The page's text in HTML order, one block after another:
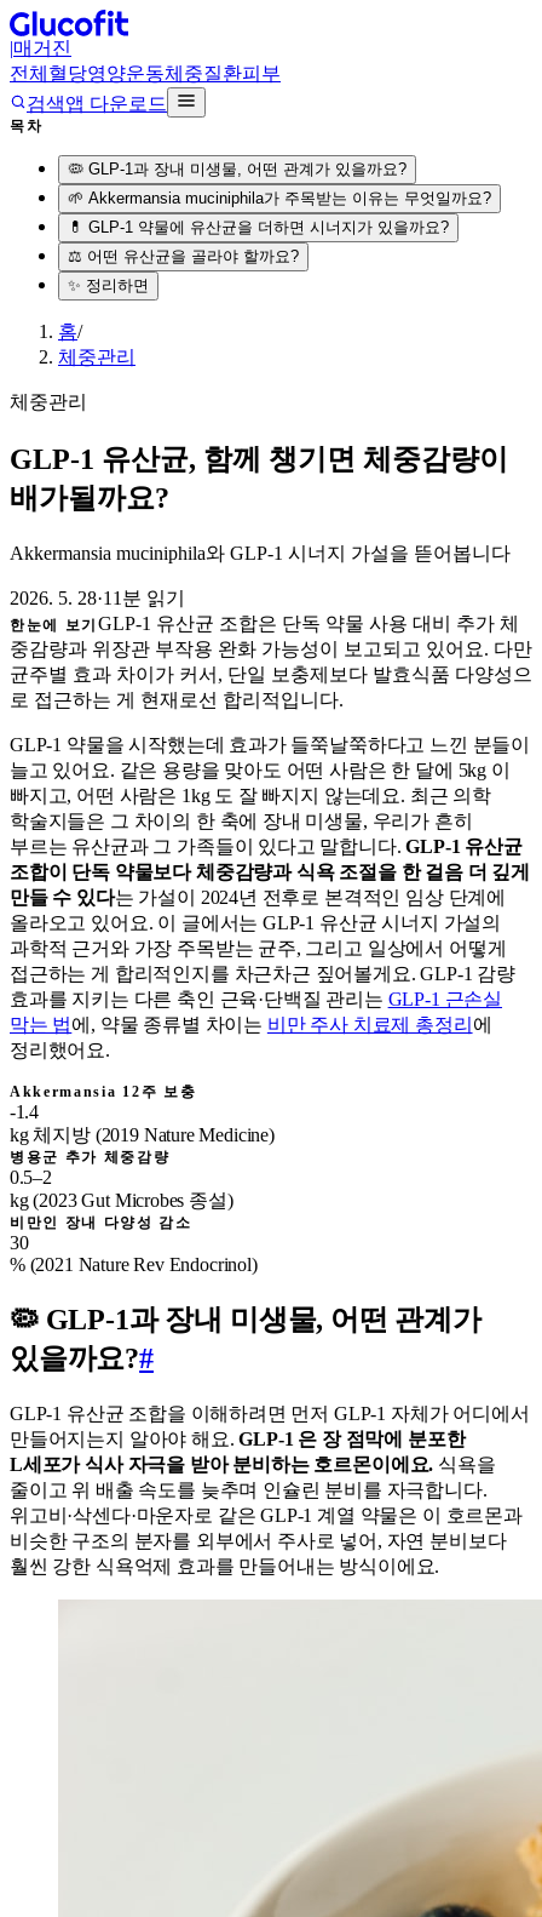
|매거진
전체 혈당영양운동체중질환피부
검색앱 다운로드
목차
🦠 GLP-1과 장내 미생물, 어떤 관계가 있을까요?
🌱 Akkermansia muciniphila가 주목받는 이유는 무엇일까요?
💊 GLP-1 약물에 유산균을 더하면 시너지가 있을까요?
⚖️ 어떤 유산균을 골라야 할까요?
✨ 정리하면
홈/
체중관리
체중관리
GLP-1 유산균, 함께 챙기면 체중감량이
배가될까요?
Akkermansia muciniphila와 GLP-1 시너지 가설을 뜯어봅니다
2026. 5. 28·11분 읽기
한눈에 보기GLP-1 유산균 조합은 단독 약물 사용 대비 추가 체
중감량과 위장관 부작용 완화 가능성이 보고되고 있어요. 다만
균주별 효과 차이가 커서, 단일 보충제보다 발효식품 다양성으
로 접근하는 게 현재로선 합리적입니다.
GLP-1 약물을 시작했는데 효과가 들쭉날쭉하다고 느낀 분들이
늘고 있어요. 같은 용량을 맞아도 어떤 사람은 한 달에 5kg 이
빠지고, 어떤 사람은 1kg 도 잘 빠지지 않는데요. 최근 의학
학술지들은 그 차이의 한 축에 장내 미생물, 우리가 흔히
부르는 유산균과 그 가족들이 있다고 말합니다.GLP-1 유산균
조합이 단독 약물보다 체중감량과 식욕 조절을 한 걸음 더 깊게
만들 수 있다는 가설이 2024년 전후로 본격적인 임상 단계에
올라오고 있어요. 이 글에서는 GLP-1 유산균 시너지 가설의
과학적 근거와 가장 주목받는 균주, 그리고 일상에서 어떻게
접근하는 게 합리적인지를 차근차근 짚어볼게요. GLP-1 감량
효과를 지키는 다른 축인 근육·단백질 관리는 GLP-1 근손실
막는 법에, 약물 종류별 차이는 비만 주사 치료제 총정리 에
정리했어요.
Akkermansia 12주 보충
-1.4
kg 체지방 (2019 Nature Medicine)
병용군 추가 체중감량
0.5–2
kg (2023 Gut Microbes 종설)
비만인 장내 다양성 감소
30
% (2021 Nature Rev Endocrinol)
🦠 GLP-1과 장내 미생물, 어떤 관계가
있을까요?#
GLP-1 유산균 조합을 이해하려면 먼저 GLP-1 자체가 어디에서
만들어지는지 알아야 해요.GLP-1 은 장 점막에 분포한
L세포가 식사 자극을 받아 분비하는 호르몬이에요. 식욕을
줄이고 위 배출 속도를 늦추며 인슐린 분비를 자극합니다.
위고비·삭센다·마운자로 같은 GLP-1 계열 약물은 이 호르몬과
비슷한 구조의 분자를 외부에서 주사로 넣어, 자연 분비보다
훨씬 강한 식욕억제 효과를 만들어내는 방식이에요.